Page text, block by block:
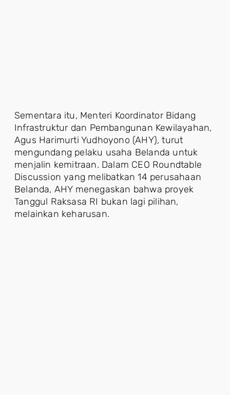
Sementara itu, Menteri Koordinator Bidang
Infrastruktur dan Pembangunan Kewilayahan,
Agus Harimurti Yudhoyono (AHY), turut
mengundang pelaku usaha Belanda untuk
menjalin kemitraan. Dalam CEO Roundtable
Discussion yang melibatkan 14 perusahaan
Belanda, AHY menegaskan bahwa proyek
Tanggul Raksasa RI bukan lagi pilihan,
melainkan keharusan.